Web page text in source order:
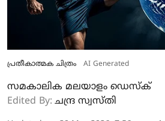
പ്രതീകാത്മക ചിത്രം AI Generated
സമകാലിക മലയാളം ഡെസ്ക്
Edited By: ചന്ദ്ര സ്വസ്തി